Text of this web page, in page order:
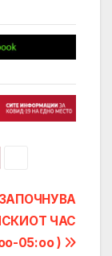
ЗАПОЧНУВА
ЧАС
05:oo )